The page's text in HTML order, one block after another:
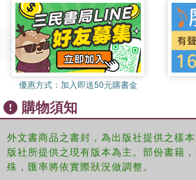
literature. Additionally Quong develops a
individual rights against harm. Unlike
rights against harm are fact-relative, he
against being harmed by others must, in
sensitive to the evidence that others can
possess. The book concludes with
the means principle, a principle that
persons'' bodies or other rightful property
duty bound to permit this use or have
against such use.
優惠方式： 加入即送50元購書金
購物須知
外文書商品之書封，為出版社提供之樣
版社所提供之現有版本為主。部份書籍
殊，匯率將依實際狀況做調整。